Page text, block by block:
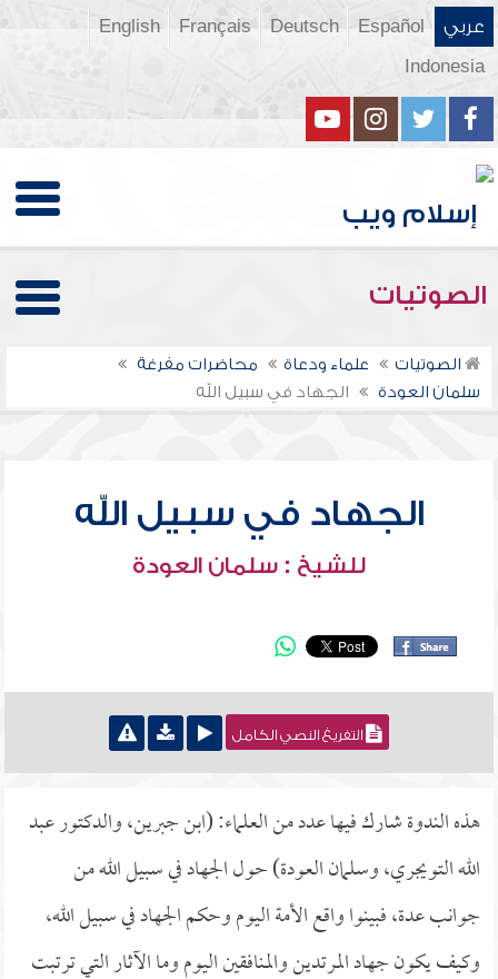
عربي Español
Deutsch
Français
English
Indonesia
الصوتيات
الصوتيات علماء ودعاة
محاضرات مفرغة
سلمان العودة
الجهاد في سبيل الله
الجهاد في سبيل الله
للشيخ : سلمان العودة
التفريغ النصي الكامل
هذه الندوة شارك فيها عدد من العلماء: (ابن جبرين، والدكتور عبد
الله التويجري، وسلمان العودة) حول الجهاد في سبيل الله من
جوانب عدة، فبينوا واقع الأمة اليوم وحكم الجهاد في سبيل الله،
وكيف يكون جهاد المرتدين والمنافقين اليوم وما الآثار التي ترتبت